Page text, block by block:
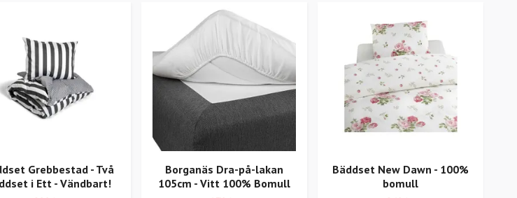
Grebbestad - Två
i Ett - Vändbart!
Borganäs Dra-på-lakan
105cm - Vitt 100% Bomull
Bäddset New Dawn - 100%
bomull